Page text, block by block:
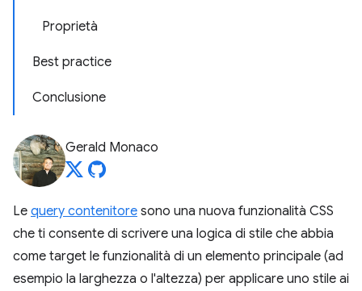
Proprietà
Best practice
Conclusione
Gerald Monaco
Le query contenitore sono una nuova funzionalità CSS
che ti consente di scrivere una logica di stile che abbia
come target le funzionalità di un elemento principale (ad
esempio la larghezza o l'altezza) per applicare uno stile ai